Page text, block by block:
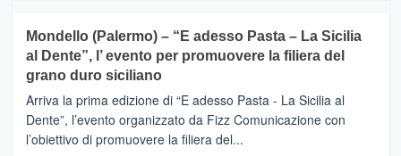
e
messaggi
di
CASTIGLIONE
DI
SICILIA
(Ct)
–
Il
Borgo
Mondello (Palermo) – “E adesso Pasta – La Sicilia
al Dente”, l’ evento per promuovere la filiera del
grano duro siciliano
Arriva la prima edizione di “E adesso Pasta - La Sicilia al
Dente”, l’evento organizzato da Fizz Comunicazione con
l’obiettivo di promuovere la filiera del...